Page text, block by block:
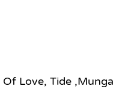
Of Love, Tide ,Munga